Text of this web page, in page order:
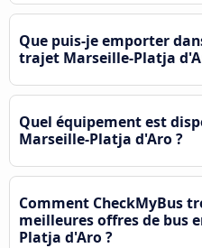
Que puis-je emporter
trajet Marseille-Platja
Quel équipement est
Marseille-Platja d'Aro ?
Comment CheckMyBus
meilleures offres de bus
Platja d'Aro ?